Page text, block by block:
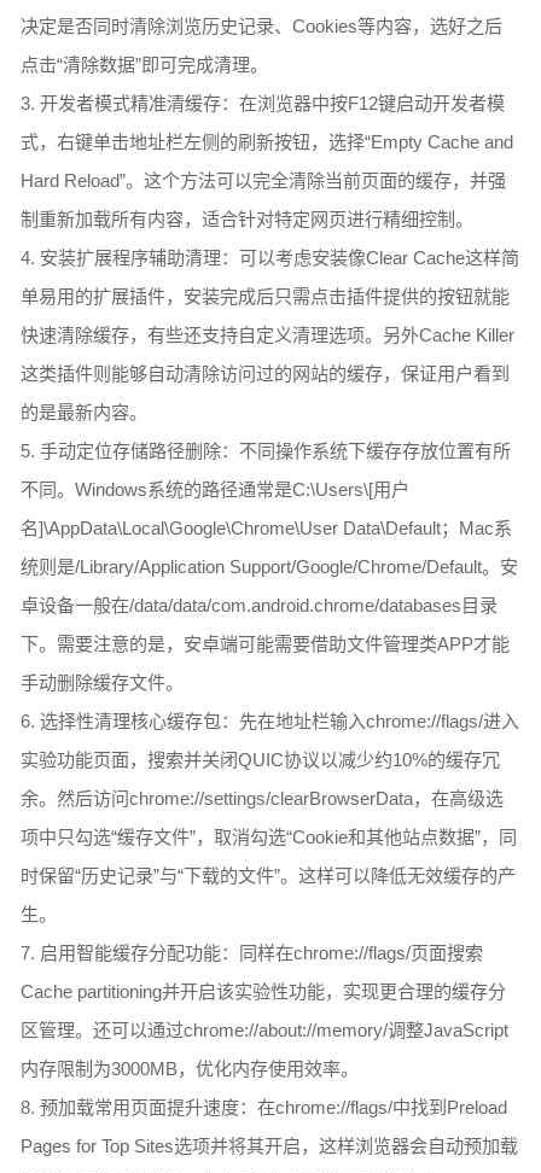
决定是否同时清除浏览历史记录、Cookies等内容，选好之后
点击“清除数据”即可完成清理。
3. 开发者模式精准清缓存：在浏览器中按F12键启动开发者模
式，右键单击地址栏左侧的刷新按钮，选择“Empty Cache and
Hard Reload”。这个方法可以完全清除当前页面的缓存，并强
制重新加载所有内容，适合针对特定网页进行精细控制。
4. 安装扩展程序辅助清理：可以考虑安装像Clear Cache这样简
单易用的扩展插件，安装完成后只需点击插件提供的按钮就能
快速清除缓存，有些还支持自定义清理选项。另外Cache Killer
这类插件则能够自动清除访问过的网站的缓存，保证用户看到
的是最新内容。
5. 手动定位存储路径删除：不同操作系统下缓存存放位置有所
不同。Windows系统的路径通常是C:\Users\[用户
名]\AppData\Local\Google\Chrome\User Data\Default；Mac系
统则是/Library/Application Support/Google/Chrome/Default。安
卓设备一般在/data/data/com.android.chrome/databases目录
下。需要注意的是，安卓端可能需要借助文件管理类APP才能
手动删除缓存文件。
6. 选择性清理核心缓存包：先在地址栏输入chrome://flags/进入
实验功能页面，搜索并关闭QUIC协议以减少约10%的缓存冗
余。然后访问chrome://settings/clearBrowserData，在高级选
项中只勾选“缓存文件”，取消勾选“Cookie和其他站点数据”，同
时保留“历史记录”与“下载的文件”。这样可以降低无效缓存的产
生。
7. 启用智能缓存分配功能：同样在chrome://flags/页面搜索
Cache partitioning并开启该实验性功能，实现更合理的缓存分
区管理。还可以通过chrome://about://memory/调整JavaScript
内存限制为3000MB，优化内存使用效率。
8. 预加载常用页面提升速度：在chrome://flags/中找到Preload
Pages for Top Sites选项并将其开启，这样浏览器会自动预加载